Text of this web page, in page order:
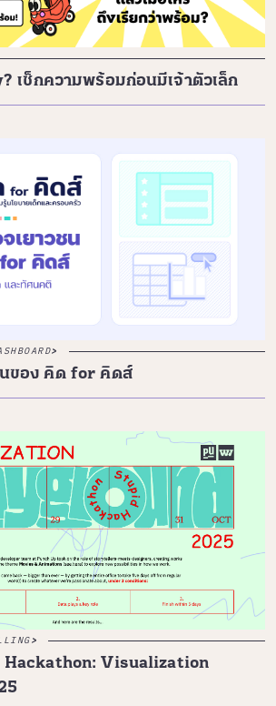
เช็กความพร้อมก่อนมีเจ้าตัวเล็ก
นของ คิด for คิดส์
Hackathon: Visualization